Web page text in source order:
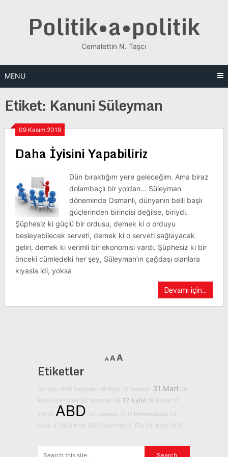
Politik•a•politik
Cemalettin N. Taşcı
MENU
Etiket: Kanuni Süleyman
09 Kasım 2019
Daha İyisini Yapabiliriz
Dün bıraktığım yere geleceğim. Ama biraz
dolambaçlı bir yoldan… Süleyman
döneminde Osmanlı, dünyanın belli başlı
güçlerinden birincisi değilse, biriydi.
Şüphesiz ki güçlü bir ordusu, demek ki o orduyu
besleyebilecek serveti, demek ki o serveti sağlayacak
geliri, demek ki verimli bir ekonomisi vardı. Şüphesiz ki bir
önceki cümledeki her şey, Süleyman’ın çağdaşı olanlara
kıyasla idi, yoksa
Devamı için...
A AA
Etiketler
32. Gün 2018 Seçimleri 29 Ekim 15 Temmuz 31 Mart 14
Mayıs Seçimleri
3D Yazıcılar 68 12 Eylül 28 Şubat 17.
Yüzyıl ABD 140Journos 2017 Referandumu 24
Ocak A 2008 Krizi 2023 Seçimleri 6. Filo 24 Nisan 1915